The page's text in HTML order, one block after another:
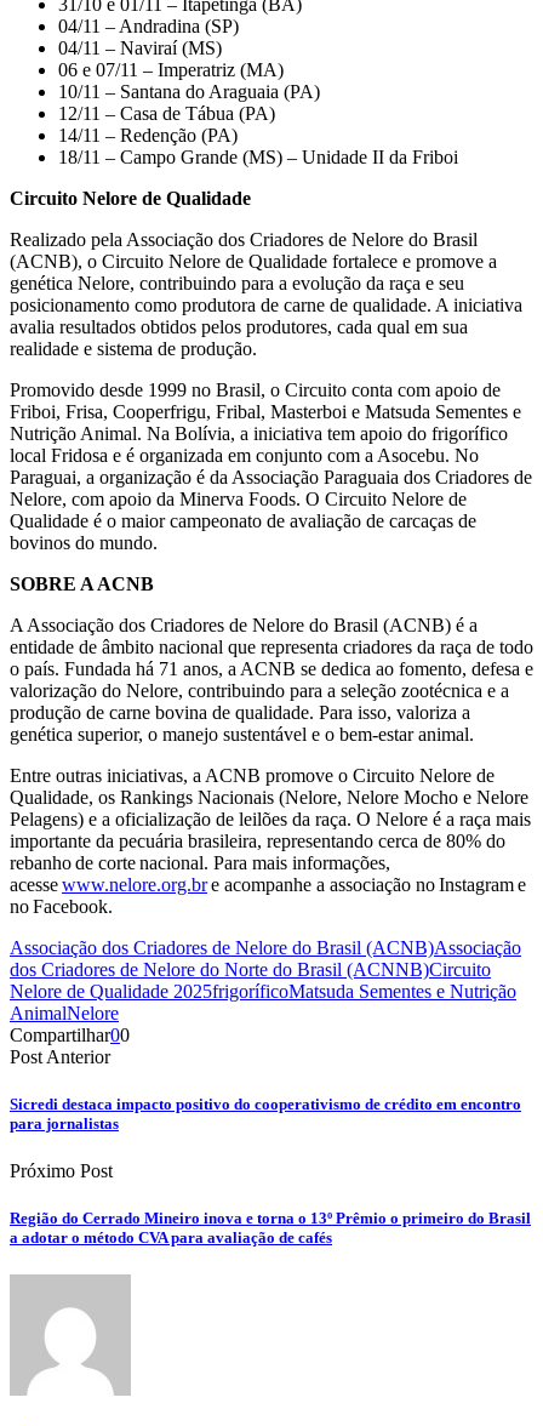
04/11 – Andradina (SP)
04/11 – Naviraí (MS)
06 e 07/11 – Imperatriz (MA)
10/11 – Santana do Araguaia (PA)
12/11 – Casa de Tábua (PA)
14/11 – Redenção (PA)
18/11 – Campo Grande (MS) – Unidade II da Friboi
Circuito Nelore de Qualidade
Realizado pela Associação dos Criadores de Nelore do Brasil
(ACNB), o Circuito Nelore de Qualidade fortalece e promove a
genética Nelore, contribuindo para a evolução da raça e seu
posicionamento como produtora de carne de qualidade. A iniciativa
avalia resultados obtidos pelos produtores, cada qual em sua
realidade e sistema de produção.
Promovido desde 1999 no Brasil, o Circuito conta com apoio de
Friboi, Frisa, Cooperfrigu, Fribal, Masterboi e Matsuda Sementes e
Nutrição Animal. Na Bolívia, a iniciativa tem apoio do frigorífico
local Fridosa e é organizada em conjunto com a Asocebu. No
Paraguai, a organização é da Associação Paraguaia dos Criadores de
Nelore, com apoio da Minerva Foods. O Circuito Nelore de
Qualidade é o maior campeonato de avaliação de carcaças de
bovinos do mundo.
SOBRE A ACNB
A Associação dos Criadores de Nelore do Brasil (ACNB) é a
entidade de âmbito nacional que representa criadores da raça de todo
o país. Fundada há 71 anos, a ACNB se dedica ao fomento, defesa e
valorização do Nelore, contribuindo para a seleção zootécnica e a
produção de carne bovina de qualidade. Para isso, valoriza a
genética superior, o manejo sustentável e o bem-estar animal.
Entre outras iniciativas, a ACNB promove o Circuito Nelore de
Qualidade, os Rankings Nacionais (Nelore, Nelore Mocho e Nelore
Pelagens) e a oficialização de leilões da raça. O Nelore é a raça mais
importante da pecuária brasileira, representando cerca de 80% do
rebanho de corte nacional. Para mais informações,
acessewww.nelore.org.bre acompanhe a associação no Instagram e
no Facebook.
Associação dos Criadores de Nelore do Brasil (ACNB)Associação
dos Criadores de Nelore do Norte do Brasil (ACNNB)Circuito
Nelore de Qualidade 2025frigoríficoMatsuda Sementes e Nutrição
AnimalNelore
Compartilhar00
Post Anterior
Sicredi destaca impacto positivo do cooperativismo de crédito em encontro
para jornalistas
Próximo Post
Região do Cerrado Mineiro inova e torna o 13º Prêmio o primeiro do Brasil
a adotar o método CVA para avaliação de cafés